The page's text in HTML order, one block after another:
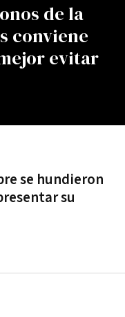
de la
conviene
evitar
se hundieron
su